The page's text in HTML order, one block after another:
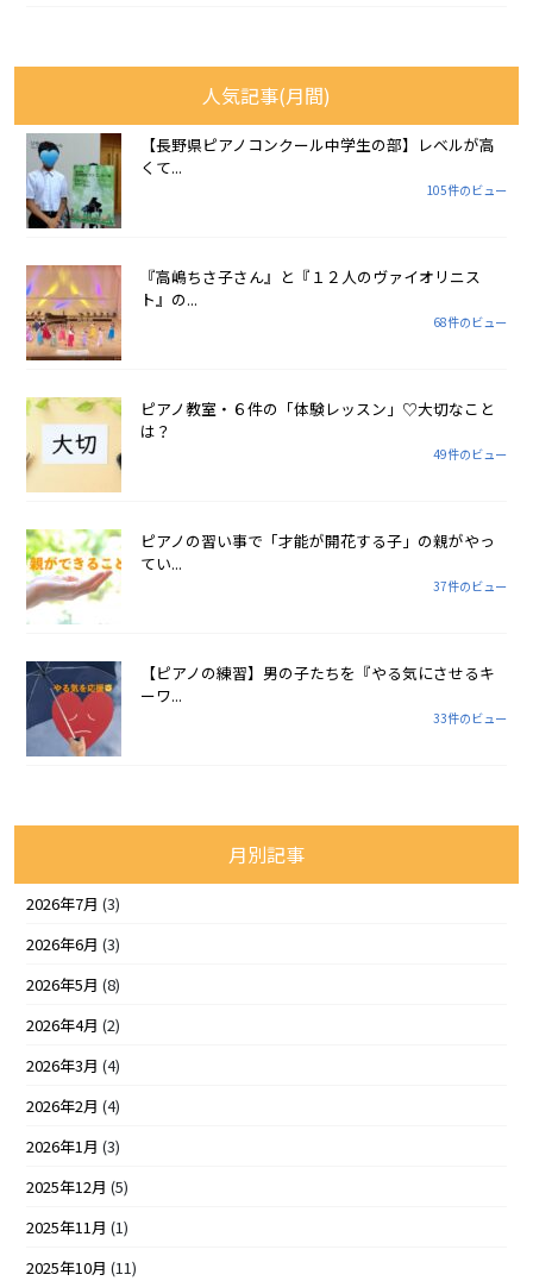
人気記事(月間)
【長野県ピアノコンクール中学生の部】レベルが高
くて...
105件のビュー
『高嶋ちさ子さん』と『１２人のヴァイオリニス
ト』の...
68件のビュー
ピアノ教室・６件の「体験レッスン」♡大切なこと
は？
49件のビュー
ピアノの習い事で「才能が開花する子」の親がやっ
てい...
37件のビュー
【ピアノの練習】男の子たちを『やる気にさせるキ
ーワ...
33件のビュー
月別記事
2026年7月 (3)
2026年6月 (3)
2026年5月 (8)
2026年4月 (2)
2026年3月 (4)
2026年2月 (4)
2026年1月 (3)
2025年12月 (5)
2025年11月 (1)
2025年10月 (11)